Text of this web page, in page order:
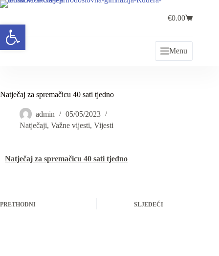
€0.00
Menu
Natječaj za spremačicu 40 sati tjedno
admin
05/05/2023
Natječaji, Važne vijesti, Vijesti
Natječaj za spremačicu 40 sati tjedno
PRETHODNI SLJEDEĆI
Open toolbar